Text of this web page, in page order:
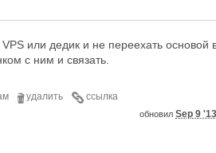
или дедик и не переехать основой
с ним и связать.
ссылка
удалить
обновил Sep 9 '13